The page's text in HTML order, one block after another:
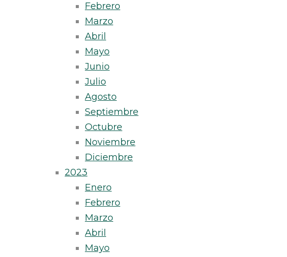
Febrero
Marzo
Abril
Mayo
Junio
Julio
Agosto
Septiembre
Octubre
Noviembre
Diciembre
2023
Enero
Febrero
Marzo
Abril
Mayo